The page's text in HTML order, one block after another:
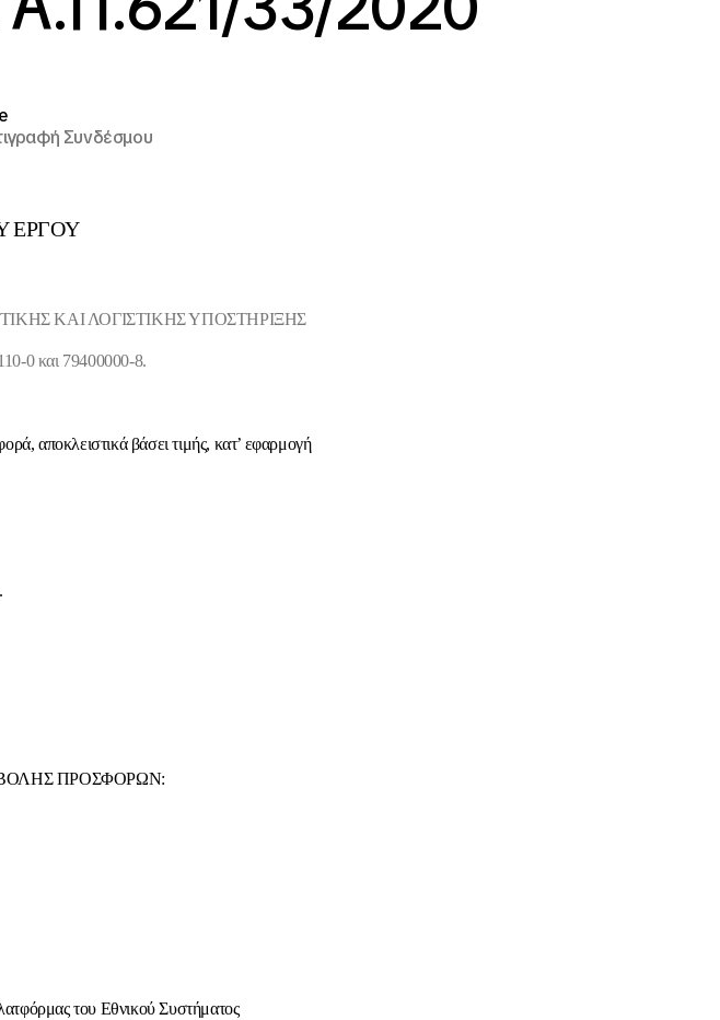
Συνδέσμου
ΕΡΓΟΥ
ΚΑΙ ΛΟΓΙΣΤΙΚΗΣ ΥΠΟΣΤΗΡΙΞΗΣ
0 και 79400000-8.
αποκλειστικά βάσει τιμής, κατ’ εφαρμογή
ΠΡΟΣΦΟΡΩΝ:
του Εθνικού Συστήματος